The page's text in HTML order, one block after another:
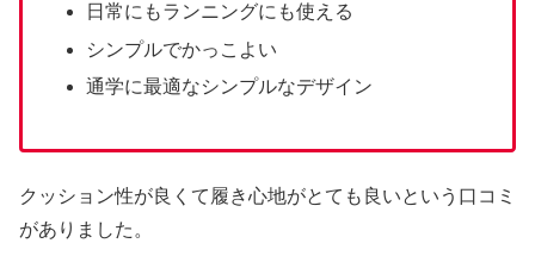
日常にもランニングにも使える
シンプルでかっこよい
通学に最適なシンプルなデザイン
クッション性が良くて履き心地がとても良いという口コミ
がありました。